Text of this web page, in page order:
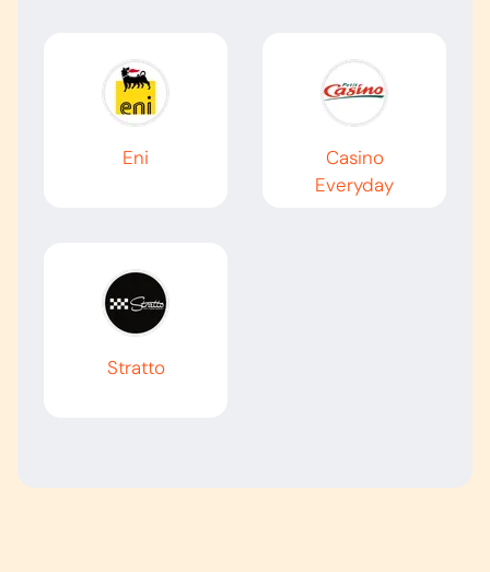
Eni
Casino
Everyday
Stratto